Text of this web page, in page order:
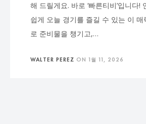
해 드릴게요. 바로 ‘빠른티비’입니다!
쉽게 오늘 경기를 즐길 수 있는 이 매
로 준비물을 챙기고,…
WALTER PEREZ ON 1월 11, 2026